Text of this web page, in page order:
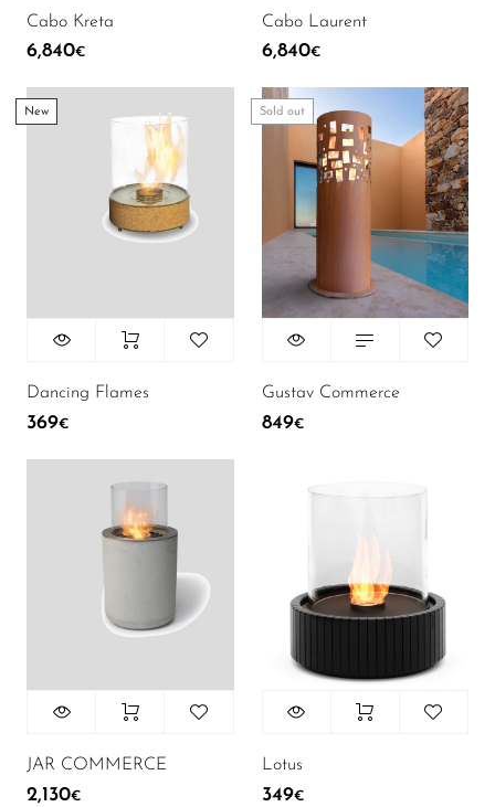
Cabo Kreta
6,840€
Cabo Laurent
6,840€
New
Dancing Flames
369€
Sold out
Gustav Commerce
849€
JAR COMMERCE
2,130€
Lotus
349€